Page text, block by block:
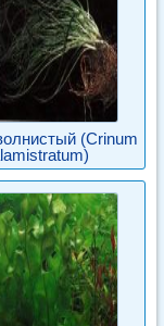
(Crinum